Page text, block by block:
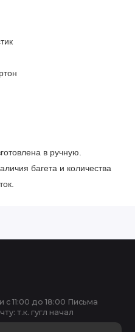
в ручную.
багета и количества
11:00 до 18:00 Письма
т.к. гугл начал